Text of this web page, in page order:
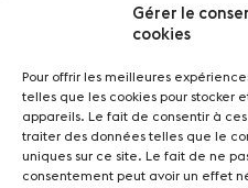
Gérer le
cookies
Pour offrir les meilleures
telles que les cookies pour stocker
appareils. Le fait de consentir à
traiter des données telles que le
uniques sur ce site. Le fait de ne
consentement peut avoir un effet
ActualitésConcerts